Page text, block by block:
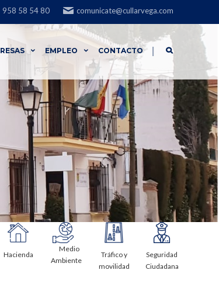
comunicate@cullarvega.com
958 58 54 80
EMPLEO CONTACTO |
Hacienda
Medio
Ambiente
Tráfico y
movilidad
Seguridad
Ciudadana